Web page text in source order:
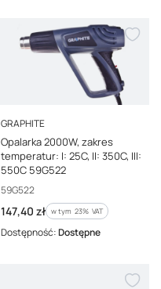
PRODUCENT
GRAPHITE
Opalarka 2000W, zakres
temperatur: I: 25C, II: 350C, III:
550C 59G522
Kod producenta
59G522
Cena brutto
147,40 zł w tym %s VAT
w tym 23% VAT
Dostępność:Dostępne